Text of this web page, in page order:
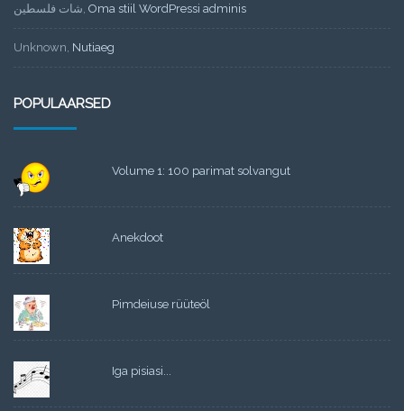
شات فلسطين Oma stiil WordPressi adminis
Unknown Nutiaeg
POPULAARSED
Volume 1: 100 parimat solvangut
Anekdoot
Pimdeiuse rüüteöl
Iga pisiasi...